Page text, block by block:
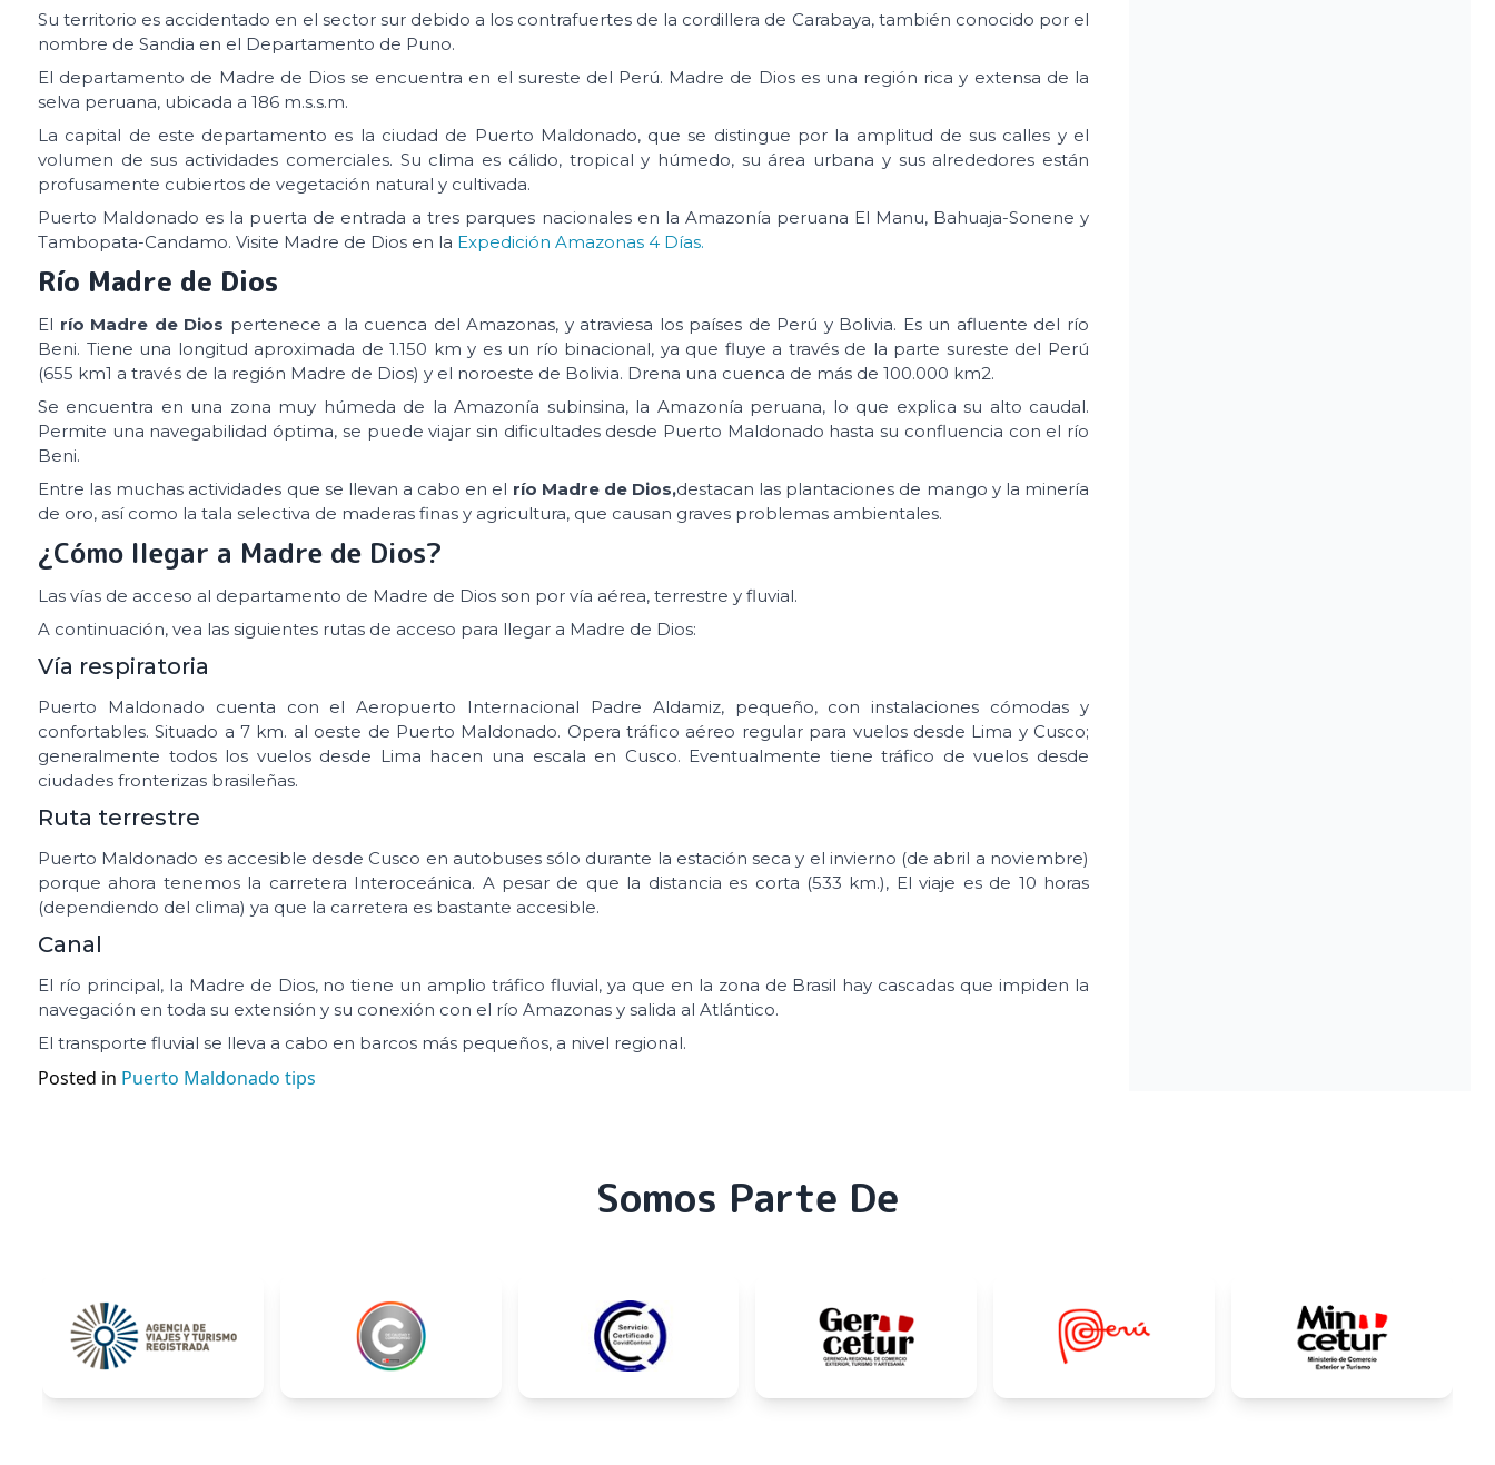
Su territorio es accidentado en el sector sur debido a los contrafuertes de la cordillera de Carabaya, también conocido por el
nombre de Sandia en el Departamento de Puno.
El departamento de Madre de Dios se encuentra en el sureste del Perú. Madre de Dios es una región rica y extensa de la
selva peruana, ubicada a 186 m.s.s.m.
La capital de este departamento es la ciudad de Puerto Maldonado, que se distingue por la amplitud de sus calles y el
volumen de sus actividades comerciales. Su clima es cálido, tropical y húmedo, su área urbana y sus alrededores están
profusamente cubiertos de vegetación natural y cultivada.
Puerto Maldonado es la puerta de entrada a tres parques nacionales en la Amazonía peruana El Manu, Bahuaja-Sonene y
Tambopata-Candamo. Visite Madre de Dios en la Expedición Amazonas 4 Días.
Río Madre de Dios
El río Madre de Dios pertenece a la cuenca del Amazonas, y atraviesa los países de Perú y Bolivia. Es un afluente del río
Beni. Tiene una longitud aproximada de 1.150 km y es un río binacional, ya que fluye a través de la parte sureste del Perú
(655 km1 a través de la región Madre de Dios) y el noroeste de Bolivia. Drena una cuenca de más de 100.000 km2.
Se encuentra en una zona muy húmeda de la Amazonía subinsina, la Amazonía peruana, lo que explica su alto caudal.
Permite una navegabilidad óptima, se puede viajar sin dificultades desde Puerto Maldonado hasta su confluencia con el río
Beni.
Entre las muchas actividades que se llevan a cabo en el río Madre de Dios,destacan las plantaciones de mango y la minería
de oro, así como la tala selectiva de maderas finas y agricultura, que causan graves problemas ambientales.
¿Cómo llegar a Madre de Dios?
Las vías de acceso al departamento de Madre de Dios son por vía aérea, terrestre y fluvial.
A continuación, vea las siguientes rutas de acceso para llegar a Madre de Dios:
Vía respiratoria
Puerto Maldonado cuenta con el Aeropuerto Internacional Padre Aldamiz, pequeño, con instalaciones cómodas y
confortables. Situado a 7 km. al oeste de Puerto Maldonado. Opera tráfico aéreo regular para vuelos desde Lima y Cusco;
generalmente todos los vuelos desde Lima hacen una escala en Cusco. Eventualmente tiene tráfico de vuelos desde
ciudades fronterizas brasileñas.
Ruta terrestre
Puerto Maldonado es accesible desde Cusco en autobuses sólo durante la estación seca y el invierno (de abril a noviembre)
porque ahora tenemos la carretera Interoceánica. A pesar de que la distancia es corta (533 km.), El viaje es de 10 horas
(dependiendo del clima) ya que la carretera es bastante accesible.
Canal
El río principal, la Madre de Dios, no tiene un amplio tráfico fluvial, ya que en la zona de Brasil hay cascadas que impiden la
navegación en toda su extensión y su conexión con el río Amazonas y salida al Atlántico.
El transporte fluvial se lleva a cabo en barcos más pequeños, a nivel regional.
Posted in Puerto Maldonado tips
Somos Parte De